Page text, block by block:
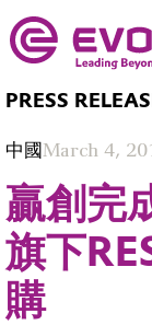
PRESS
中國March 4,
贏創完
旗下
購